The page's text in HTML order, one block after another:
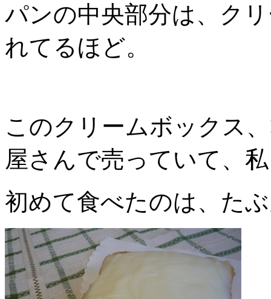
パンの中央部分は、ク
れてるほど。
このクリームボックス
屋さんで売っていて、
初めて食べたのは、た